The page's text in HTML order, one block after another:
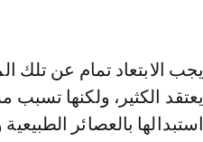
يجب الابتعاد تمام عن تلك
يعتقد الكثير، ولكنها
استبدالها بالعصائر